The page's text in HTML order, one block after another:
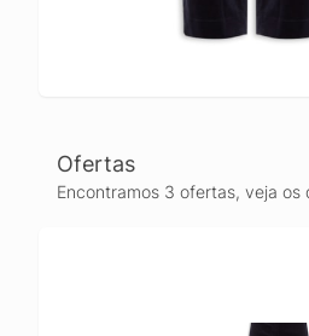
Ofertas
Encontramos 3 ofertas, veja os